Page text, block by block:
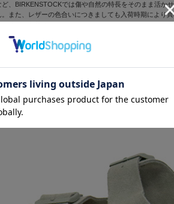
、BIRKENSTOCKでは傷や自然の特長をそのまま活か
また、レザーの色合いにつきましても入荷時期により異
味等、入荷時期によりマイナーチェンジの可能性がござ
BIRKENSTOCK(ビル